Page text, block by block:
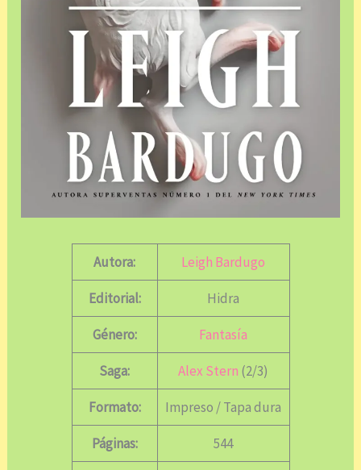
Autora: Leigh Bardugo
Editorial: Hidra
Género: Fantasía
Saga: Alex Stern (2/3)
Formato: Impreso / Tapa dura
Páginas: 544